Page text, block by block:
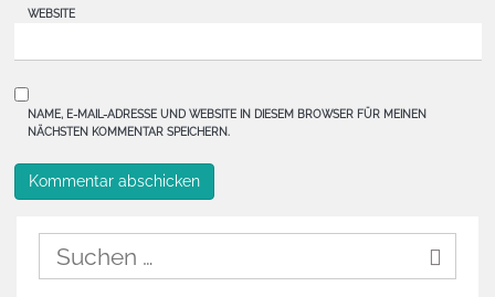
WEBSITE
NAME, E-MAIL-ADRESSE UND WEBSITE IN DIESEM BROWSER FÜR MEINEN
NÄCHSTEN KOMMENTAR SPEICHERN.